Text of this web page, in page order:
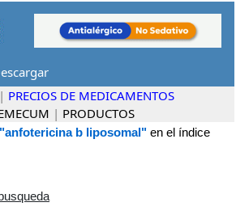
| PRECIOS DE MEDICAMENTOS
| PRODUCTOS
"anfotericina b liposomal" en el índice